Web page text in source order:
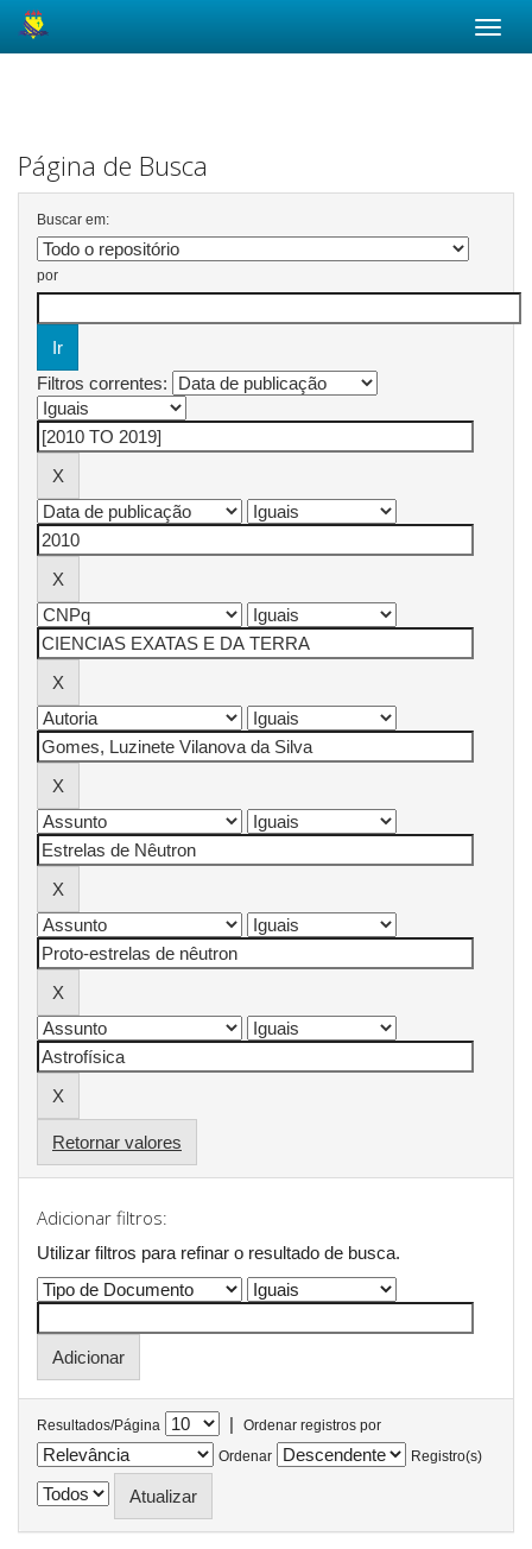
Página de Busca
Buscar em:
por
Filtros correntes:
Retornar valores
Adicionar filtros:
Utilizar filtros para refinar o resultado de busca.
Resultados/Página |
Ordenar registros por
Ordenar
Registro(s)